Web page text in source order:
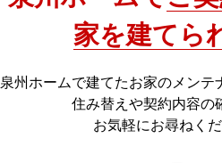
家を建てら
泉州ホームで建てたお家のメンテ
住み替えや契約内容の
お気軽にお尋ねくだ